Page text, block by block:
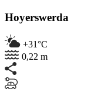
Hoyerswerda
+31°C
0,22 m